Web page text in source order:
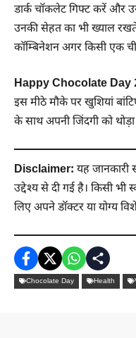
डार्क चॉकलेट गिफ्ट करें और
उनकी सेहत का भी ख्याल
कॉम्बिनेशन अगर किसी एक
Happy Chocolate Day
इस मीठे मौके पर खुशियां
के साथ अपनी जिंदगी को
Disclaimer: यह जानकारी
उद्देश्य से दी गई है। किसी भी
लिए अपने डॉक्टर या योग्य
Chocolate Day Health